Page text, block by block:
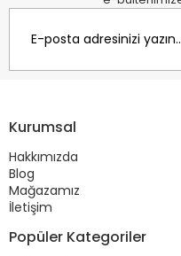
Kurumsal
Hakkımızda
Blog
Mağazamız
İletişim
Popüler Kategoriler